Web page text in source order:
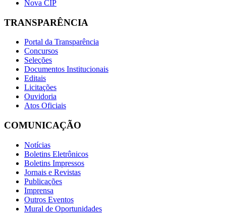
Nova CIP
TRANSPARÊNCIA
Portal da Transparência
Concursos
Seleções
Documentos Institucionais
Editais
Licitações
Ouvidoria
Atos Oficiais
COMUNICAÇÃO
Notícias
Boletins Eletrônicos
Boletins Impressos
Jornais e Revistas
Publicações
Imprensa
Outros Eventos
Mural de Oportunidades